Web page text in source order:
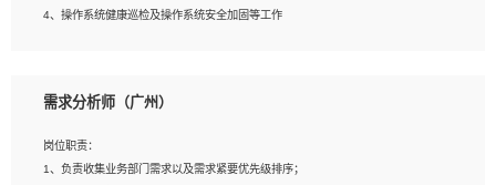
4、操作系统健康巡检及操作系统安全加固等工作
1、全日制本科计算机相关专业毕业，3年以上相关工作经验；
3、熟练使用脚本语言，shell/python任一种，熟练使用Ansible
4、熟悉linux常见服务、中间件的基本原理、部署以及故障处理，如：Mysql、
需求分析师（广州）
岗位职责：
1、负责收集业务部门需求以及需求紧要优先级排序；